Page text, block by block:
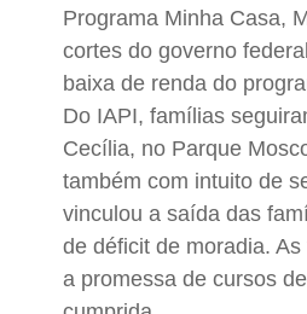
Programa Minha Casa,
cortes do governo
baixa de renda do
Do IAPI, famílias
Cecília, no Parque
também com intuito de
vinculou a saída das
de déficit de moradia.
a promessa de cursos